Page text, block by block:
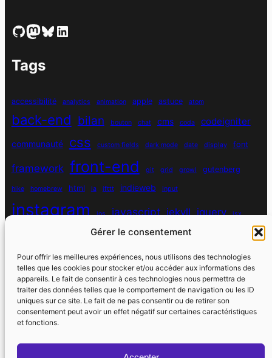
Gérer le consentement
Pour offrir les meilleures expériences, nous utilisons des technologies
telles que les cookies pour stocker et/ou accéder aux informations des
appareils. Le fait de consentir à ces technologies nous permettra de
traiter des données telles que le comportement de navigation ou les ID
uniques sur ce site. Le fait de ne pas consentir ou de retirer son
consentement peut avoir un effet négatif sur certaines caractéristiques
et fonctions.
GitHub Mastodon Bluesky LinkedIn
Tags
accessibilité analytics animation apple astuce atom
back-end bilan bouton chat cms coda codeigniter
communauté css custom fields dark mode date display font
framework front-end git grid growl gutenberg
hike homebrew html ia ifttt indieweb input
instagram ios javascript jekyll jquery jsx
masonry media queries mysql navigation
personnel php pixel plugin print
programmation objet python quotes react regex responsive run
réseaux sociaux
sport spotify spécificité static site generator steve jobs